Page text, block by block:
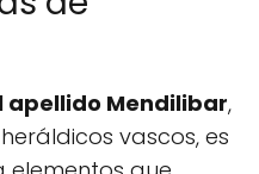
apellido Mendilibar,
vascos, es